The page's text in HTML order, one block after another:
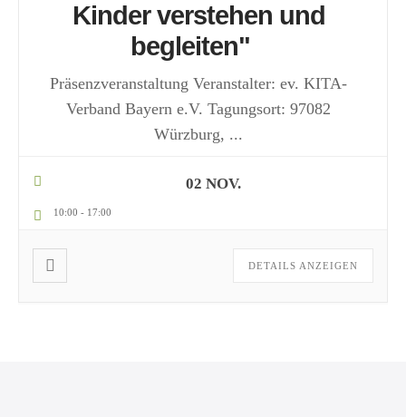
Kinder verstehen und
begleiten"
Präsenzveranstaltung Veranstalter: ev. KITA-
Verband Bayern e.V. Tagungsort: 97082
Würzburg, ...
02 NOV.
10:00 - 17:00
DETAILS ANZEIGEN